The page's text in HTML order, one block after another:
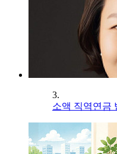
3.
소액 직역연금